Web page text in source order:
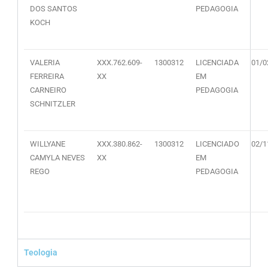
DOS SANTOS
KOCH
PEDAGOGIA
VALERIA
FERREIRA
CARNEIRO
SCHNITZLER
XXX.762.609-
XX
1300312
LICENCIADA
EM
PEDAGOGIA
01/
WILLYANE
CAMYLA NEVES
REGO
XXX.380.862-
XX
1300312
LICENCIADO
EM
PEDAGOGIA
02/
Teologia